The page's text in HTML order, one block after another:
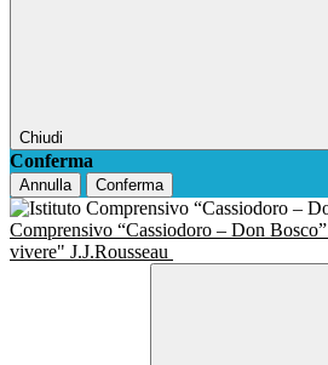
Chiudi
Conferma
Annulla Conferma
Comprensivo “Cassiodoro – Don Bosco”
vivere" J.J.Rousseau